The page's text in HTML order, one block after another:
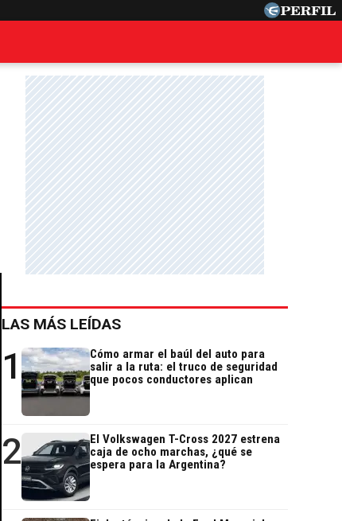
LAS MÁS LEÍDAS
1
Cómo armar el baúl del auto para
salir a la ruta: el truco de seguridad
que pocos conductores aplican
2
El Volkswagen T-Cross 2027 estrena
caja de ocho marchas, ¿qué se
espera para la Argentina?